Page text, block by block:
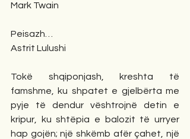
Mark Twain
Peisazh…
Astrit Lulushi
Tokë shqiponjash, kreshta të
famshme, ku shpatet e gjelbërta me
pyje të dendur vështrojnë detin e
kripur, ku shtëpia e balozit të urryer
hap gojën; një shkëmb afër çahet, një